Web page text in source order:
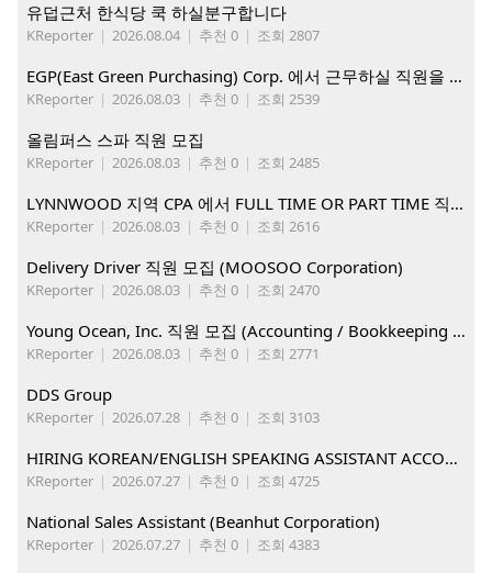
유덥근처 한식당 쿡 하실분구합니다
KReporter | 2026.08.04 | 추천 0 | 조회 2807
EGP(East Green Purchasing) Corp. 에서 근무하실 직원을 아래와 같이 모집합니다.
KReporter | 2026.08.03 | 추천 0 | 조회 2539
올림퍼스 스파 직원 모집
KReporter | 2026.08.03 | 추천 0 | 조회 2485
LYNNWOOD 지역 CPA 에서 FULL TIME OR PART TIME 직원을 찾습니다
KReporter | 2026.08.03 | 추천 0 | 조회 2616
Delivery Driver 직원 모집 (MOOSOO Corporation)
KReporter | 2026.08.03 | 추천 0 | 조회 2470
Young Ocean, Inc. 직원 모집 (Accounting / Bookkeeping 분야)
KReporter | 2026.08.03 | 추천 0 | 조회 2771
DDS Group
KReporter | 2026.07.28 | 추천 0 | 조회 3103
HIRING KOREAN/ENGLISH SPEAKING ASSISTANT ACCOUNT MANAGER
KReporter | 2026.07.27 | 추천 0 | 조회 4725
National Sales Assistant (Beanhut Corporation)
KReporter | 2026.07.27 | 추천 0 | 조회 4383